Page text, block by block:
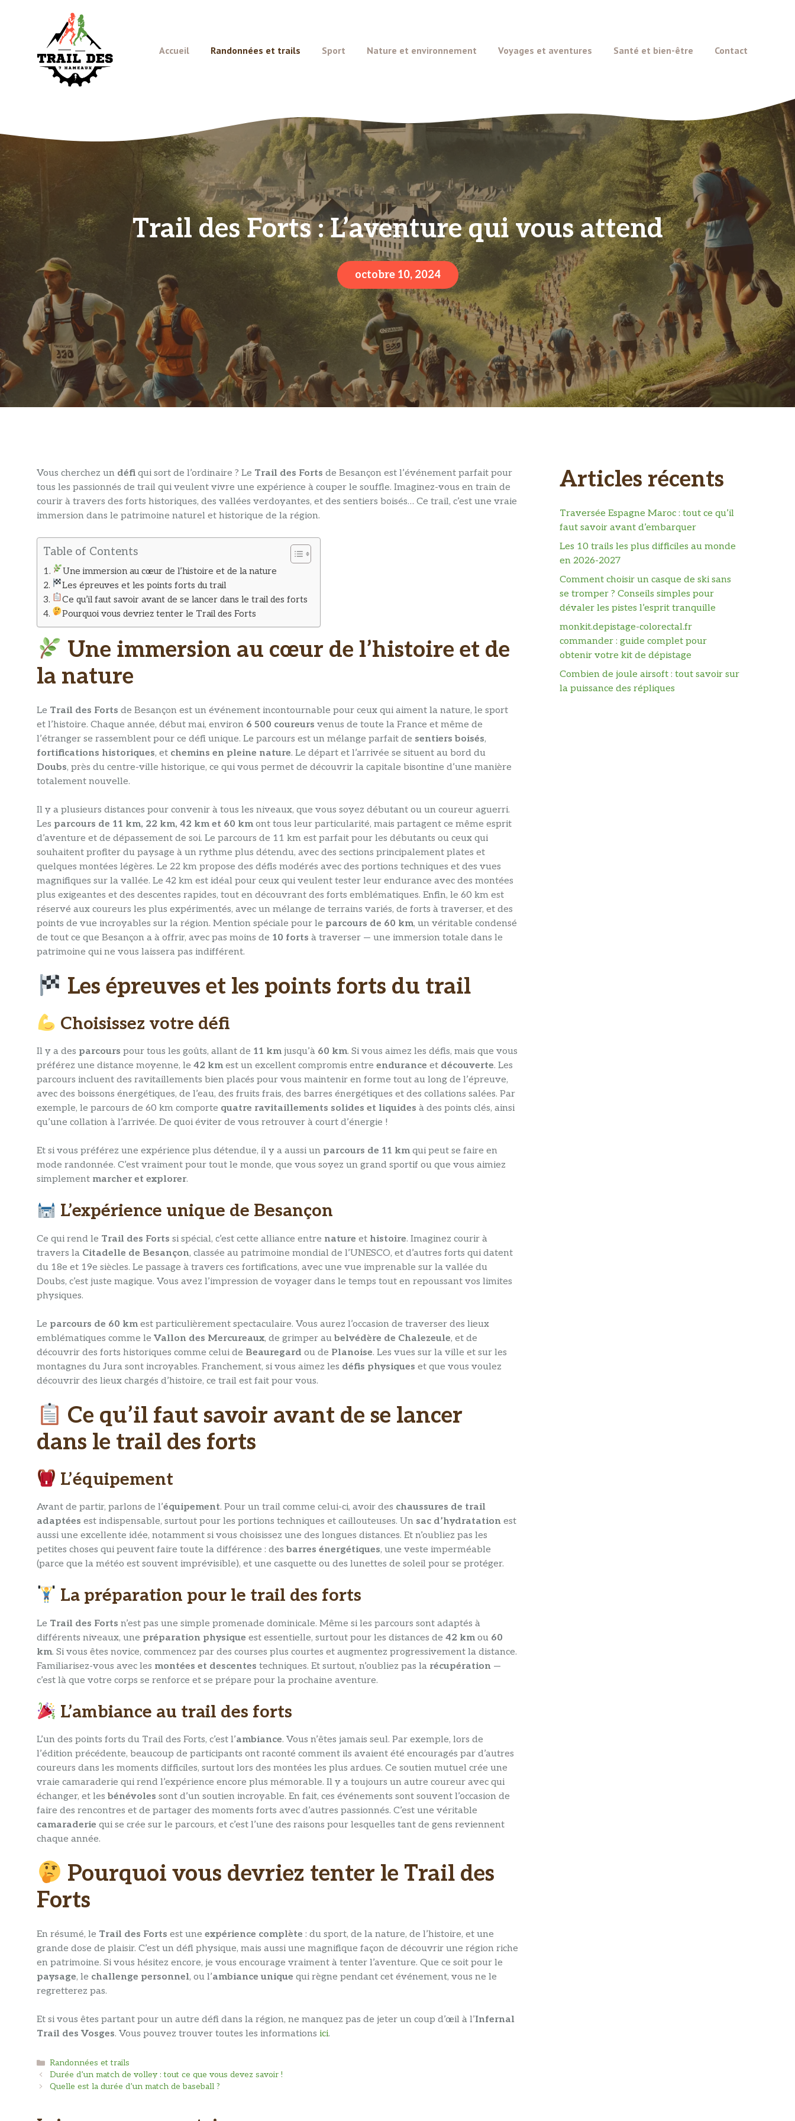
Accueil Randonnées et trails Sport Nature et environnement Voyages et aventures Santé et bien-être Contact
Trail des Forts : L’aventure qui vous attend
octobre 10, 2024
Vous cherchez un défi qui sort de l’ordinaire ? Le Trail des Forts de Besançon est l’événement parfait pour
tous les passionnés de trail qui veulent vivre une expérience à couper le souffle. Imaginez-vous en train de
courir à travers des forts historiques, des vallées verdoyantes, et des sentiers boisés… Ce trail, c’est une vraie
immersion dans le patrimoine naturel et historique de la région.
Table of Contents
Une immersion au cœur de l’histoire et de la nature
Les épreuves et les points forts du trail
Ce qu’il faut savoir avant de se lancer dans le trail des forts
Pourquoi vous devriez tenter le Trail des Forts
Une immersion au cœur de l’histoire et de
la nature
Le Trail des Forts de Besançon est un événement incontournable pour ceux qui aiment la nature, le sport
et l’histoire. Chaque année, début mai, environ 6 500 coureurs venus de toute la France et même de
l’étranger se rassemblent pour ce défi unique. Le parcours est un mélange parfait de sentiers boisés,
fortifications historiques, et chemins en pleine nature. Le départ et l’arrivée se situent au bord du
Doubs, près du centre-ville historique, ce qui vous permet de découvrir la capitale bisontine d’une manière
totalement nouvelle.
Il y a plusieurs distances pour convenir à tous les niveaux, que vous soyez débutant ou un coureur aguerri.
Les parcours de 11 km, 22 km, 42 km et 60 kmont tous leur particularité, mais partagent ce même esprit
d’aventure et de dépassement de soi. Le parcours de 11 km est parfait pour les débutants ou ceux qui
souhaitent profiter du paysage à un rythme plus détendu, avec des sections principalement plates et
quelques montées légères. Le 22 km propose des défis modérés avec des portions techniques et des vues
magnifiques sur la vallée. Le 42 km est idéal pour ceux qui veulent tester leur endurance avec des montées
plus exigeantes et des descentes rapides, tout en découvrant des forts emblématiques. Enfin, le 60 km est
réservé aux coureurs les plus expérimentés, avec un mélange de terrains variés, de forts à traverser, et des
points de vue incroyables sur la région. Mention spéciale pour le parcours de 60 km, un véritable condensé
de tout ce que Besançon a à offrir, avec pas moins de 10 forts à traverser — une immersion totale dans le
patrimoine qui ne vous laissera pas indifférent.
Les épreuves et les points forts du trail
Choisissez votre défi
Il y a des parcours pour tous les goûts, allant de 11 kmjusqu’à 60 km. Si vous aimez les défis, mais que vous
préférez une distance moyenne, le 42 kmest un excellent compromis entre endurance et découverte. Les
parcours incluent des ravitaillements bien placés pour vous maintenir en forme tout au long de l’épreuve,
avec des boissons énergétiques, de l’eau, des fruits frais, des barres énergétiques et des collations salées. Par
exemple, le parcours de 60 km comporte quatre ravitaillements solides et liquides à des points clés, ainsi
qu’une collation à l’arrivée. De quoi éviter de vous retrouver à court d’énergie !
Et si vous préférez une expérience plus détendue, il y a aussi un parcours de 11 kmqui peut se faire en
mode randonnée. C’est vraiment pour tout le monde, que vous soyez un grand sportif ou que vous aimiez
simplement marcher et explorer.
L’expérience unique de Besançon
Ce qui rend le Trail des Forts si spécial, c’est cette alliance entre nature et histoire. Imaginez courir à
travers la Citadelle de Besançon, classée au patrimoine mondial de l’UNESCO, et d’autres forts qui datent
du 18e et 19e siècles. Le passage à travers ces fortifications, avec une vue imprenable sur la vallée du
Doubs, c’est juste magique. Vous avez l’impression de voyager dans le temps tout en repoussant vos limites
physiques.
Le parcours de 60 kmest particulièrement spectaculaire. Vous aurez l’occasion de traverser des lieux
emblématiques comme le Vallon des Mercureaux, de grimper aubelvédère de Chalezeule, et de
découvrir des forts historiques comme celui de Beauregard ou de Planoise. Les vues sur la ville et sur les
montagnes du Jura sont incroyables. Franchement, si vous aimez les défis physiques et que vous voulez
découvrir des lieux chargés d’histoire, ce trail est fait pour vous.
Ce qu’il faut savoir avant de se lancer
dans le trail des forts
L’équipement
Avant de partir, parlons de l’équipement. Pour un trail comme celui-ci, avoir des chaussures de trail
adaptées est indispensable, surtout pour les portions techniques et caillouteuses. Un sac d’hydratation est
aussi une excellente idée, notamment si vous choisissez une des longues distances. Et n’oubliez pas les
petites choses qui peuvent faire toute la différence : desbarres énergétiques, une veste imperméable
(parce que la météo est souvent imprévisible), et une casquette ou des lunettes de soleil pour se protéger.
La préparation pour le trail des forts
Le Trail des Forts n’est pas une simple promenade dominicale. Même si les parcours sont adaptés à
différents niveaux, une préparation physique est essentielle, surtout pour les distances de 42 kmou 60
km. Si vous êtes novice, commencez par des courses plus courtes et augmentez progressivement la distance.
Familiarisez-vous avec les montées et descentes techniques. Et surtout, n’oubliez pas la récupération —
c’est là que votre corps se renforce et se prépare pour la prochaine aventure.
L’ambiance au trail des forts
L’un des points forts du Trail des Forts, c’est l’ambiance. Vous n’êtes jamais seul. Par exemple, lors de
l’édition précédente, beaucoup de participants ont raconté comment ils avaient été encouragés par d’autres
coureurs dans les moments difficiles, surtout lors des montées les plus ardues. Ce soutien mutuel crée une
vraie camaraderie qui rend l’expérience encore plus mémorable. Il y a toujours un autre coureur avec qui
échanger, et lesbénévoles sont d’un soutien incroyable. En fait, ces événements sont souvent l’occasion de
faire des rencontres et de partager des moments forts avec d’autres passionnés. C’est une véritable
camaraderie qui se crée sur le parcours, et c’est l’une des raisons pour lesquelles tant de gens reviennent
chaque année.
Pourquoi vous devriez tenter le Trail des
Forts
En résumé, le Trail des Forts est une expérience complète : du sport, de la nature, de l’histoire, et une
grande dose de plaisir. C’est un défi physique, mais aussi une magnifique façon de découvrir une région riche
en patrimoine. Si vous hésitez encore, je vous encourage vraiment à tenter l’aventure. Que ce soit pour le
paysage, le challenge personnel, ou l’ambiance unique qui règne pendant cet événement, vous ne le
regretterez pas.
Et si vous êtes partant pour un autre défi dans la région, ne manquez pas de jeter un coup d’œil à l’Infernal
Trail des Vosges. Vous pouvez trouver toutes les informations ici.
Catégories
Randonnées et trails
Durée d’un match de volley : tout ce que vous devez savoir !
Quelle est la durée d’un match de baseball ?
Articles récents
Traversée Espagne Maroc : tout ce qu’il
faut savoir avant d’embarquer
Les 10 trails les plus difficiles au monde
en 2026-2027
Comment choisir un casque de ski sans
se tromper ? Conseils simples pour
dévaler les pistes l’esprit tranquille
monkit.depistage-colorectal.fr
commander : guide complet pour
obtenir votre kit de dépistage
Combien de joule airsoft : tout savoir sur
la puissance des répliques